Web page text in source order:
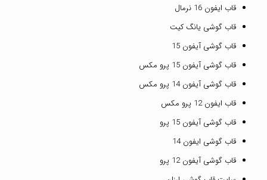
قاب ایفون 16 نرمال
قاب گوشی یانگ کیت
قاب گوشی آیفون 15
قاب گوشی آیفون 15 پرو مکس
قاب گوشی آیفون 14 پرو مکس
قاب ایفون 12 پرو مکس
قاب گوشی آیفون 15 پرو
قاب گوشی ایفون 14
قاب گوشی آیفون 12 پرو